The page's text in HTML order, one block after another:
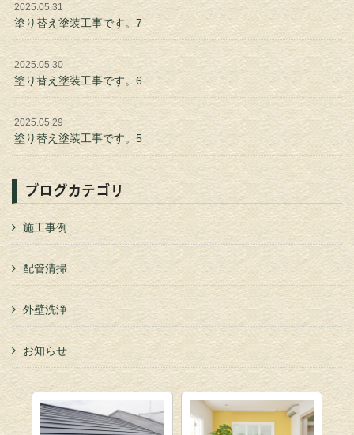
2025.05.31
塗り替え塗装工事です。7
2025.05.30
塗り替え塗装工事です。6
2025.05.29
塗り替え塗装工事です。5
ブログカテゴリ
施工事例
配管清掃
外壁洗浄
お知らせ